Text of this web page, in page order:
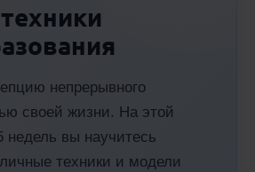
непрерывного
своей жизни. На этой
недель вы научитесь
техники и модели